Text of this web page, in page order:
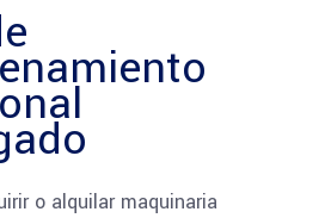
o alquilar maquinaria